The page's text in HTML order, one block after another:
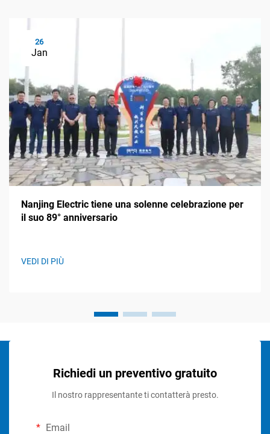
26
Jan
Nanjing Electric tiene una solenne celebrazione per
il suo 89° anniversario
VEDI DI PIÙ
Richiedi un preventivo gratuito
Il nostro rappresentante ti contatterà presto.
Email